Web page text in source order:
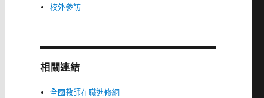
校外參訪
相關連結
全國教師在職進修網